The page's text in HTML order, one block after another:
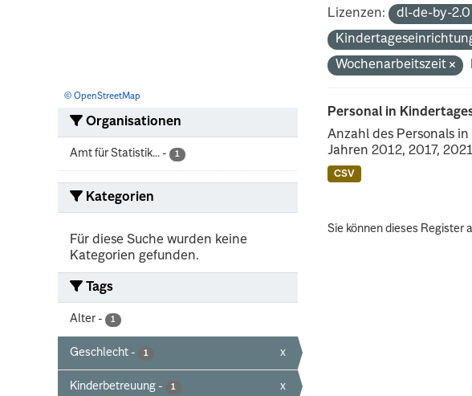
© OpenStreetMap
Organisationen
Amt für Statistik... - 1
Kategorien
Für diese Suche wurden keine
Kategorien gefunden.
Tags
Alter - 1
Geschlecht - 1 x
Kinderbetreuung - 1 x
Lizenzen: dl-de-by-
Wochenarbeitszeit
Personal in
Anzahl des Personals
Jahren 2012, 2017,
CSV
Sie können dieses Register